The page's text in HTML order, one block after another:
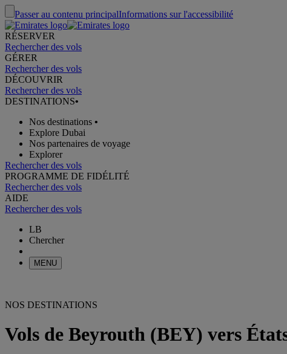
Passer au contenu principalInformations sur l'accessibilité
RÉSERVER
Rechercher des vols
GÉRER
Rechercher des vols
DÉCOUVRIR
Rechercher des vols
DESTINATIONS•
Nos destinations •
Explore Dubai
Nos partenaires de voyage
Explorer
Rechercher des vols
PROGRAMME DE FIDÉLITÉ
Rechercher des vols
AIDE
Rechercher des vols
LB
Chercher
MENU
NOS DESTINATIONS
Vols de Beyrouth (BEY) vers